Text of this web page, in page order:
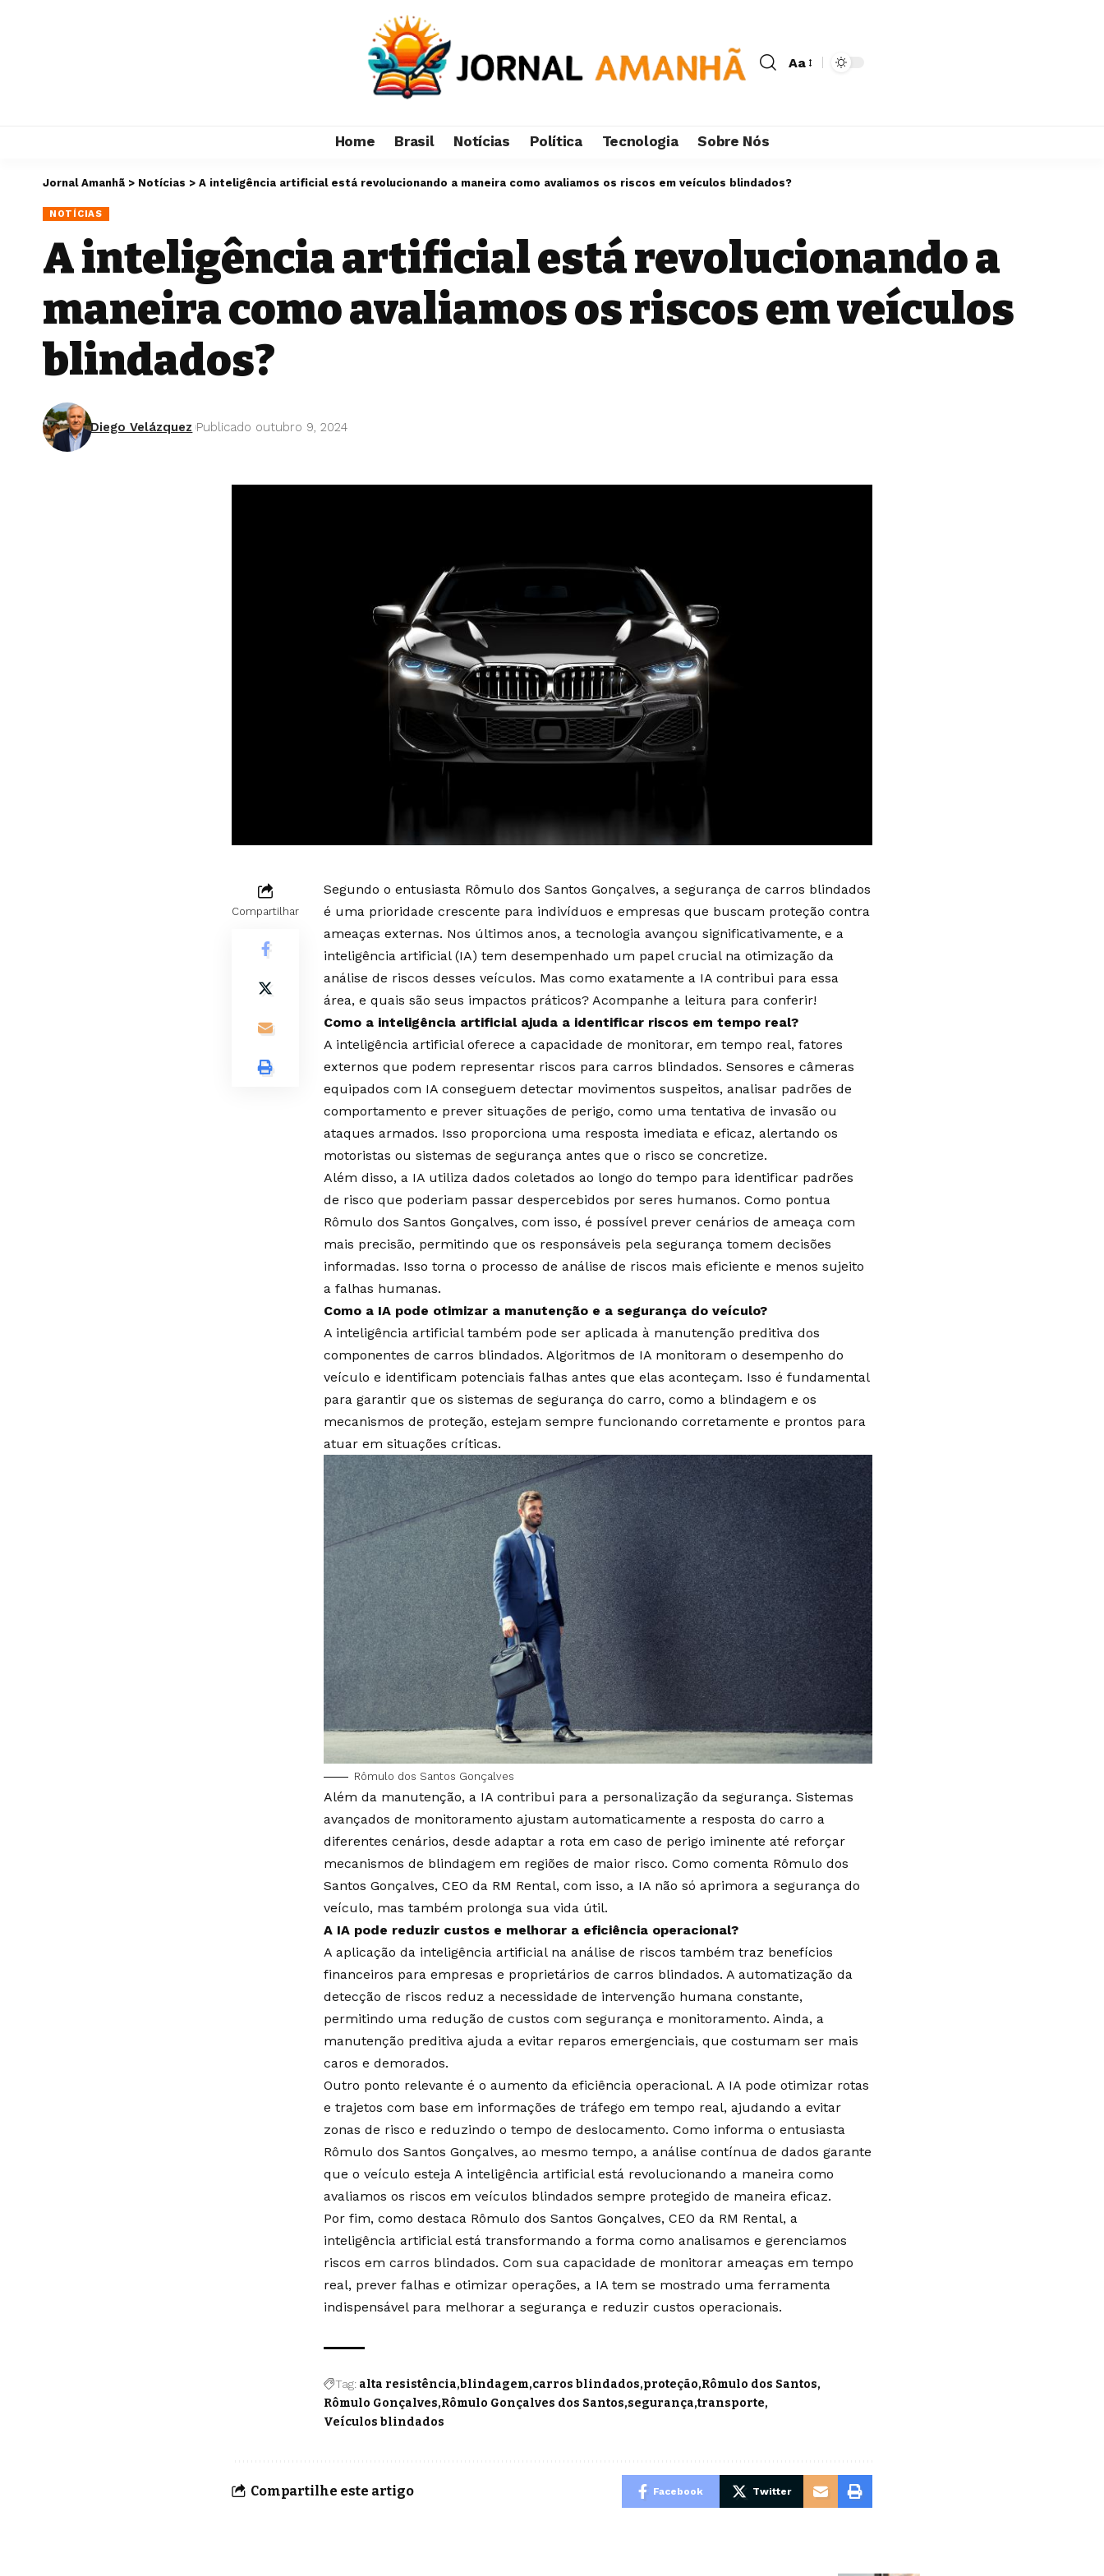
Aa
Home Brasil Notícias Política Tecnologia Sobre Nós
Jornal Amanhã > Notícias > A inteligência artificial está revolucionando a maneira como avaliamos os riscos em veículos blindados?
NOTÍCIAS
A inteligência artificial está revolucionando a
maneira como avaliamos os riscos em veículos
blindados?
Diego Velázquez Publicado outubro 9, 2024
Compartilhar
Segundo o entusiasta Rômulo dos Santos Gonçalves, a segurança de carros blindados
é uma prioridade crescente para indivíduos e empresas que buscam proteção contra
ameaças externas. Nos últimos anos, a tecnologia avançou significativamente, e a
inteligência artificial (IA) tem desempenhado um papel crucial na otimização da
análise de riscos desses veículos. Mas como exatamente a IA contribui para essa
área, e quais são seus impactos práticos? Acompanhe a leitura para conferir!
Como a inteligência artificial ajuda a identificar riscos em tempo real?
A inteligência artificial oferece a capacidade de monitorar, em tempo real, fatores
externos que podem representar riscos para carros blindados. Sensores e câmeras
equipados com IA conseguem detectar movimentos suspeitos, analisar padrões de
comportamento e prever situações de perigo, como uma tentativa de invasão ou
ataques armados. Isso proporciona uma resposta imediata e eficaz, alertando os
motoristas ou sistemas de segurança antes que o risco se concretize.
Além disso, a IA utiliza dados coletados ao longo do tempo para identificar padrões
de risco que poderiam passar despercebidos por seres humanos. Como pontua
Rômulo dos Santos Gonçalves, com isso, é possível prever cenários de ameaça com
mais precisão, permitindo que os responsáveis pela segurança tomem decisões
informadas. Isso torna o processo de análise de riscos mais eficiente e menos sujeito
a falhas humanas.
Como a IA pode otimizar a manutenção e a segurança do veículo?
A inteligência artificial também pode ser aplicada à manutenção preditiva dos
componentes de carros blindados. Algoritmos de IA monitoram o desempenho do
veículo e identificam potenciais falhas antes que elas aconteçam. Isso é fundamental
para garantir que os sistemas de segurança do carro, como a blindagem e os
mecanismos de proteção, estejam sempre funcionando corretamente e prontos para
atuar em situações críticas.
Rômulo dos Santos Gonçalves
Além da manutenção, a IA contribui para a personalização da segurança. Sistemas
avançados de monitoramento ajustam automaticamente a resposta do carro a
diferentes cenários, desde adaptar a rota em caso de perigo iminente até reforçar
mecanismos de blindagem em regiões de maior risco. Como comenta Rômulo dos
Santos Gonçalves, CEO da RM Rental, com isso, a IA não só aprimora a segurança do
veículo, mas também prolonga sua vida útil.
A IA pode reduzir custos e melhorar a eficiência operacional?
A aplicação da inteligência artificial na análise de riscos também traz benefícios
financeiros para empresas e proprietários de carros blindados. A automatização da
detecção de riscos reduz a necessidade de intervenção humana constante,
permitindo uma redução de custos com segurança e monitoramento. Ainda, a
manutenção preditiva ajuda a evitar reparos emergenciais, que costumam ser mais
caros e demorados.
Outro ponto relevante é o aumento da eficiência operacional. A IA pode otimizar rotas
e trajetos com base em informações de tráfego em tempo real, ajudando a evitar
zonas de risco e reduzindo o tempo de deslocamento. Como informa o entusiasta
Rômulo dos Santos Gonçalves, ao mesmo tempo, a análise contínua de dados garante
que o veículo esteja A inteligência artificial está revolucionando a maneira como
avaliamos os riscos em veículos blindados sempre protegido de maneira eficaz.
Por fim, como destaca Rômulo dos Santos Gonçalves, CEO da RM Rental, a
inteligência artificial está transformando a forma como analisamos e gerenciamos
riscos em carros blindados. Com sua capacidade de monitorar ameaças em tempo
real, prever falhas e otimizar operações, a IA tem se mostrado uma ferramenta
indispensável para melhorar a segurança e reduzir custos operacionais.
Tag: alta resistência blindagem carros blindados proteção Rômulo dos Santos
Rômulo Gonçalves Rômulo Gonçalves dos Santos segurança transporte
Veículos blindados
Compartilhe este artigo Facebook Twitter